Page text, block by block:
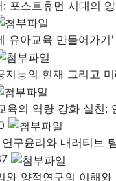
포스트휴먼 시대의
유아교육 만들어가기
능의 현재 그리고
의 역량 강화 실천:
구윤리와 내러티브
양적연구의 이해와